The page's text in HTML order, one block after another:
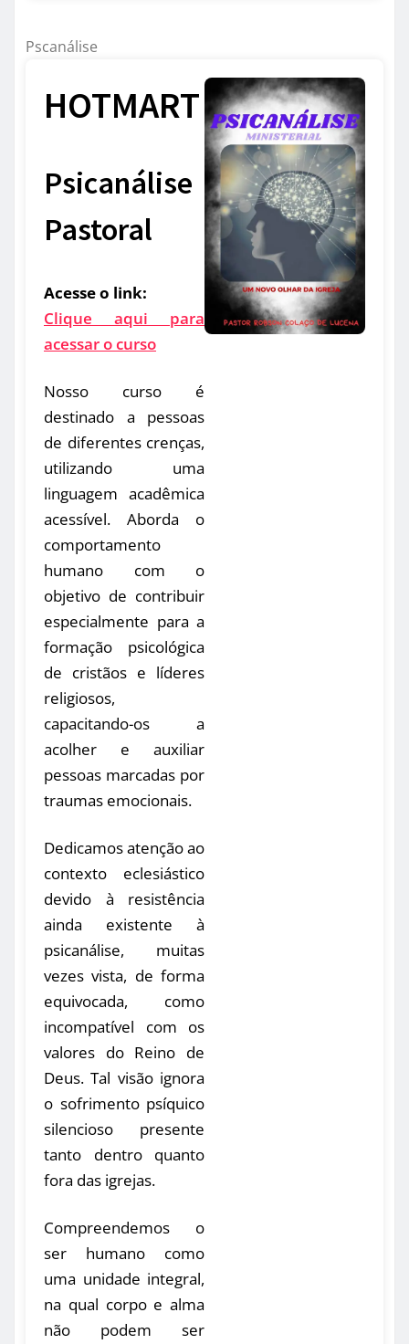
Pscanálise
HOTMART
Psicanálise
Pastoral
Acesse o link:
Clique aqui para
acessar o curso
Nosso curso é
destinado a pessoas
de diferentes crenças,
utilizando uma
linguagem acadêmica
acessível. Aborda o
comportamento
humano com o
objetivo de contribuir
especialmente para a
formação psicológica
de cristãos e líderes
religiosos,
capacitando-os a
acolher e auxiliar
pessoas marcadas por
traumas emocionais.
Dedicamos atenção ao
contexto eclesiástico
devido à resistência
ainda existente à
psicanálise, muitas
vezes vista, de forma
equivocada, como
incompatível com os
valores do Reino de
Deus. Tal visão ignora
o sofrimento psíquico
silencioso presente
tanto dentro quanto
fora das igrejas.
Compreendemos o
ser humano como
uma unidade integral,
na qual corpo e alma
não podem ser